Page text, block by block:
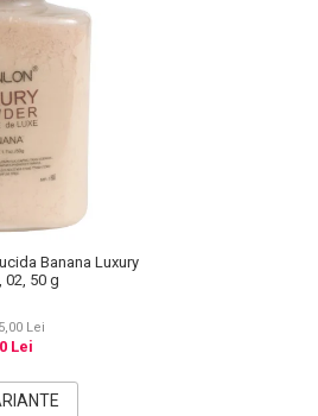
Banana Luxury
02, 50 g
Lei
Lei